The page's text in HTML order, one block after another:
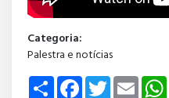
Categoria:
Palestra e notícias
Share FacebookTwitterEmail